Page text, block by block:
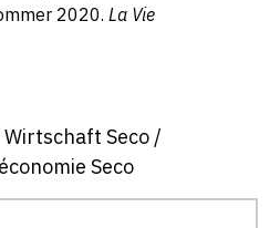
2020. La Vie
Seco /
Seco